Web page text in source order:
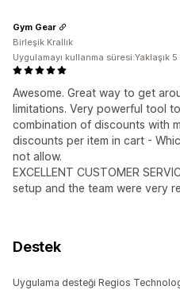
Awesome. Great way to get
limitations. Very powerful tool
combination of discounts with
discounts per item in cart -
not allow.
EXCELLENT CUSTOMER
setup and the team were very
Gym Gear
Birleşik Krallık
Uygulamayı kullanma süresi:Yaklaşık
Destek
Uygulama desteği Regios